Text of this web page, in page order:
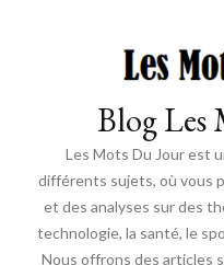
Blog Les
Les Mots Du Jour est
différents sujets, où vous
et des analyses sur des
technologie, la santé, le
Nous offrons des articles